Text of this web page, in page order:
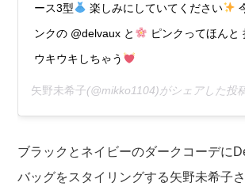
ース3型
楽しみにしていてください
ンクの @delvaux と
ピンクってほんと
ウキウキしちゃう
矢野未希子(@mikko1104)がシェアした投
ブラックとネイビーのダークコーデに
バッグをスタイリングする矢野未希子